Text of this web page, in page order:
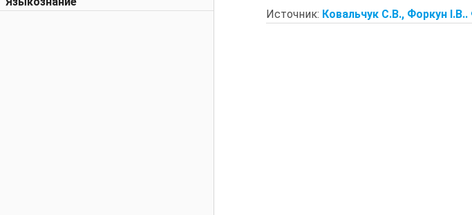
Источник: Ковальчук С.В., Форкун І.В..